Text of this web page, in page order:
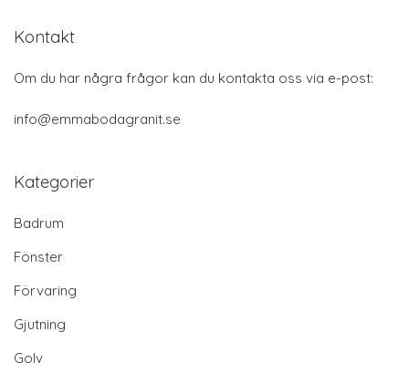
Kontakt
Om du har några frågor kan du kontakta oss via e-post:
info@emmabodagranit.se
Kategorier
Badrum
Fönster
Förvaring
Gjutning
Golv